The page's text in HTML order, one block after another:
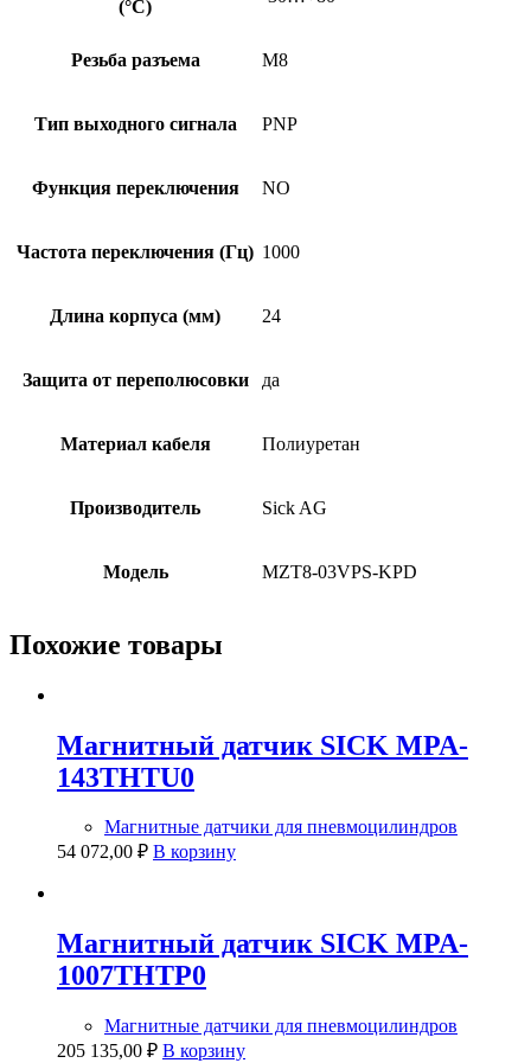
(°C)
Резьба разъема M8
Тип выходного сигнала PNP
Функция переключения NO
Частота переключения (Гц) 1000
Длина корпуса (мм) 24
Защита от переполюсовки да
Материал кабеля Полиуретан
Производитель Sick AG
Модель MZT8-03VPS-KPD
Похожие товары
Магнитный датчик SICK MPA-
143THTU0
Магнитные датчики для пневмоцилиндров
54 072,00 ₽ В корзину
Магнитный датчик SICK MPA-
1007THTP0
Магнитные датчики для пневмоцилиндров
205 135,00 ₽ В корзину